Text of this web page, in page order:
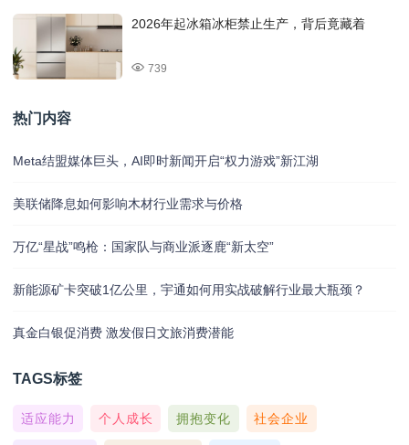
2026年起冰箱冰柜禁止生产，背后竟藏着
739
热门内容
Meta结盟媒体巨头，AI即时新闻开启“权力游戏”新江湖
美联储降息如何影响木材行业需求与价格
万亿“星战”鸣枪：国家队与商业派逐鹿“新太空”
新能源矿卡突破1亿公里，宇通如何用实战破解行业最大瓶颈？
真金白银促消费 激发假日文旅消费潜能
TAGS标签
适应能力 个人成长 拥抱变化 社会企业